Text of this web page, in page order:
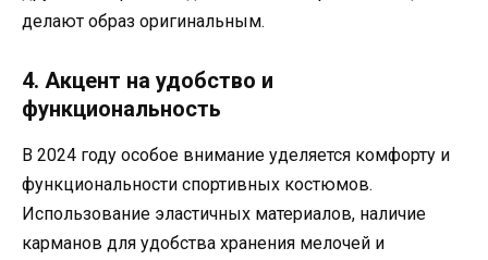
делают образ оригинальным.
4. Акцент на удобство и
функциональность
В 2024 году особое внимание уделяется комфорту и
функциональности спортивных костюмов.
Использование эластичных материалов, наличие
карманов для удобства хранения мелочей и